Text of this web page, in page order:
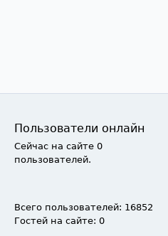
Пользователи онлайн
Сейчас на сайте 0
пользователей.
Всего пользователей: 16852
Гостей на сайте: 0